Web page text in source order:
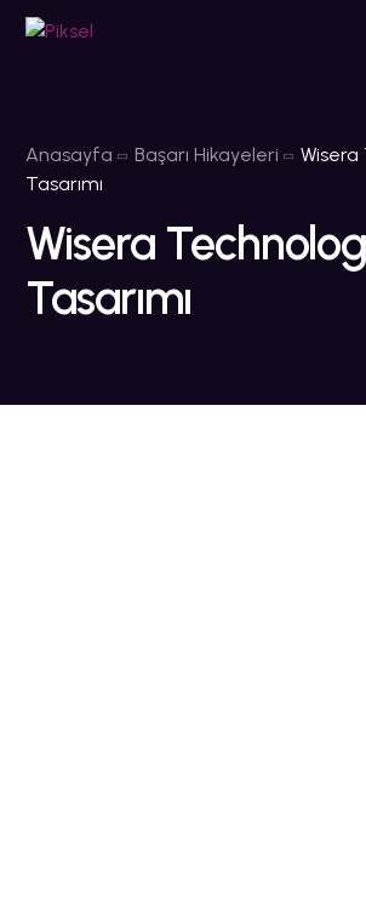
Anasayfa Başarı Hikayeleri
Wisera
Tasarımı
Wisera
Tasarımı